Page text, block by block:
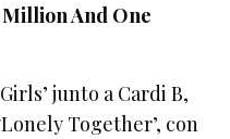
And One
junto a Cardi B,
Together’, con